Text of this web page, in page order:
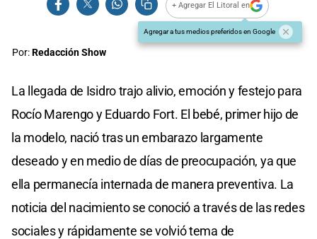
+ Agregar El Litoral en
Agregar a tus medios preferidos en Google
Por:Redacción Show
La llegada de Isidro trajo alivio, emoción y festejo para
Rocío Marengo y Eduardo Fort. El bebé, primer hijo de
la modelo, nació tras un embarazo largamente
deseado y en medio de días de preocupación, ya que
ella permanecía internada de manera preventiva. La
noticia del nacimiento se conoció a través de las redes
sociales y rápidamente se volvió tema de